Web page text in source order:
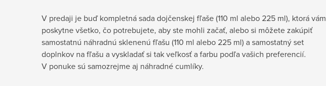
V predaji je buď kompletná sada dojčenskej fľaše (110 ml alebo 225 ml), ktorá vám
poskytne všetko, čo potrebujete, aby ste mohli začať, alebo si môžete zakúpiť
samostatnú náhradnú sklenenú fľašu (110 ml alebo 225 ml) a samostatný set
doplnkov na fľašu a vyskladať si tak veľkosť a farbu podľa vašich preferencií.
V ponuke sú samozrejme aj náhradné cumlíky.